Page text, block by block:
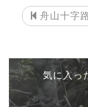
舟山十字
気に入っ